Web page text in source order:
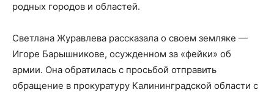
родных городов и областей.
Светлана Журавлева рассказала о своем земляке —
Игоре Барышникове, осужденном за «фейки» об
армии. Она обратилась с просьбой отправить
обращение в прокуратуру Калининградской области с